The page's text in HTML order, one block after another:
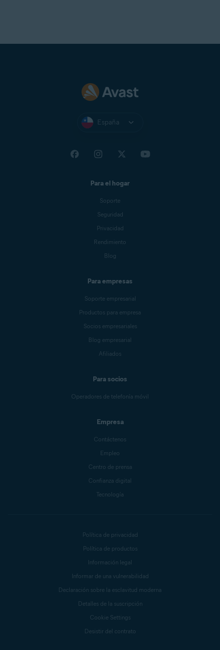
España
Para el hogar
Soporte
Seguridad
Privacidad
Rendimiento
Blog
Para empresas
Soporte empresarial
Productos para empresa
Socios empresariales
Blog empresarial
Afiliados
Para socios
Operadores de telefonía móvil
Empresa
Contáctenos
Empleo
Centro de prensa
Confianza digital
Tecnología
Política de privacidad
Política de productos
Información legal
Informar de una vulnerabilidad
Declaración sobre la esclavitud moderna
Detalles de la suscripción
Cookie Settings
Desistir del contrato